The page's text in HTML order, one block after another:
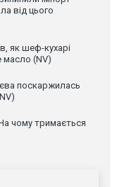
від цього
як шеф-кухарі
масло (NV)
поскаржилась
чому тримається